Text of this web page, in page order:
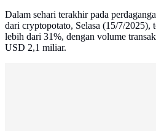
Dalam sehari terakhir pada
dari cryptopotato, Selasa (15/7/2025),
lebih dari 31%, dengan volume
USD 2,1 miliar.